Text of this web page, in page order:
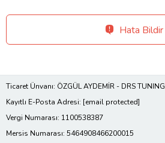
Hata Bildir
Ticaret Ünvanı: ÖZGÜL AYDEMİR - DRS TUNING
Kayıtlı E-Posta Adresi: [email protected]
Vergi Numarası: 1100538387
Mersis Numarası: 5464908466200015